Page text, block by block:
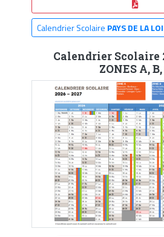
Calendrier Scolaire PAYS DE LA
Calendrier Scolaire
ZONES A, B,